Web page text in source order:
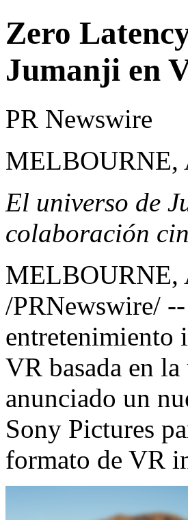
Zero
Jumanji en
PR Newswire
MELBOURNE,
El universo de
colaboración
MELBOURNE,
/PRNewswire/ --
entretenimiento
VR basada en
anunciado un
Sony Pictures
formato de VR